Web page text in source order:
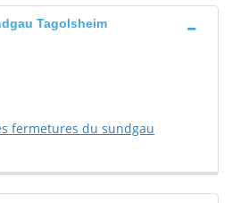
Tagolsheim
fermetures du sundgau